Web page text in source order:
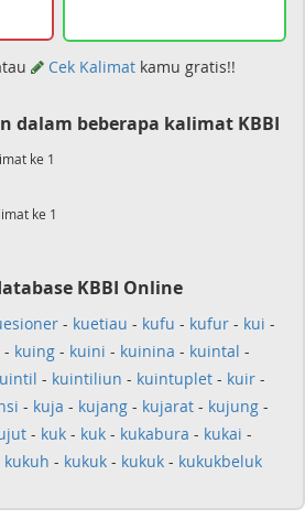
Cek Kalimat kamu gratis!!
dalam beberapa kalimat KBBI
ke 1
ke 1
KBBI Online
- kuetiau - kufu - kufur - kui -
- kuing - kuini - kuinina - kuintal -
- kuintiliun - kuintuplet - kuir -
- kuja - kujang - kujarat - kujung -
- kuk - kuk - kukabura - kukai -
kukuh - kukuk - kukuk - kukukbeluk